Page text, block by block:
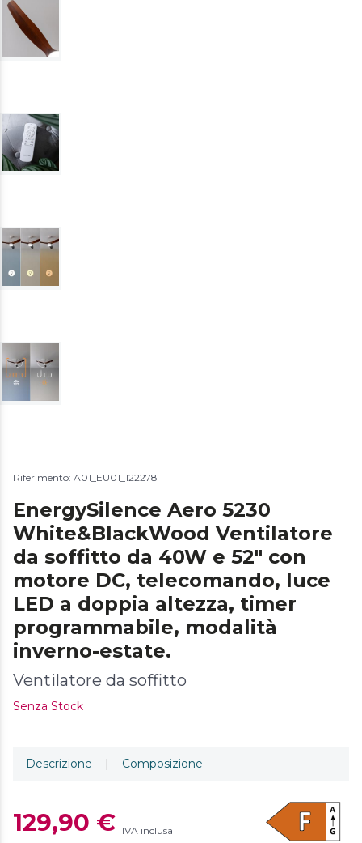
Riferimento: A01_EU01_122278
EnergySilence Aero 5230
White&BlackWood Ventilatore
da soffitto da 40W e 52" con
motore DC, telecomando, luce
LED a doppia altezza, timer
programmabile, modalità
inverno-estate.
Ventilatore da soffitto
Senza Stock
Descrizione | Composizione
129,90 € IVA inclusa